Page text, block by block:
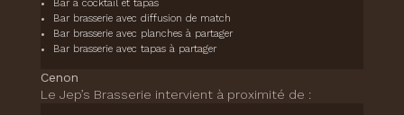
Bar à cocktail et tapas
Bar brasserie avec diffusion de match
Bar brasserie avec planches à partager
Bar brasserie avec tapas à partager
Cenon
Le Jep’s Brasserie intervient à proximité de :